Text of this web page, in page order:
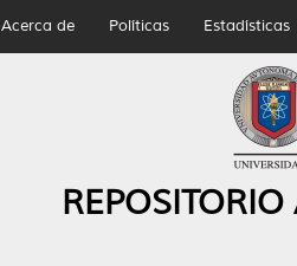
Acerca de Políticas Estadísticas